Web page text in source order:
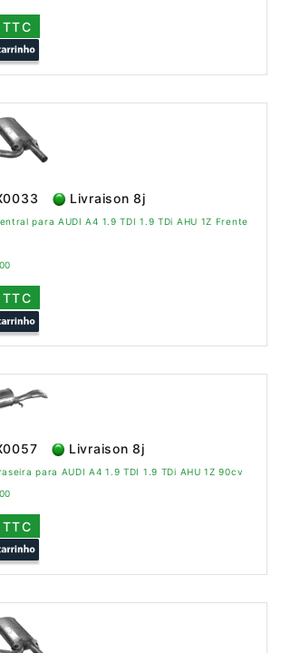
Livraison 8j
para AUDI A4 1.9 TDI 1.9 TDi AHU 1Z Frente
Livraison 8j
para AUDI A4 1.9 TDI 1.9 TDi AHU 1Z 90cv